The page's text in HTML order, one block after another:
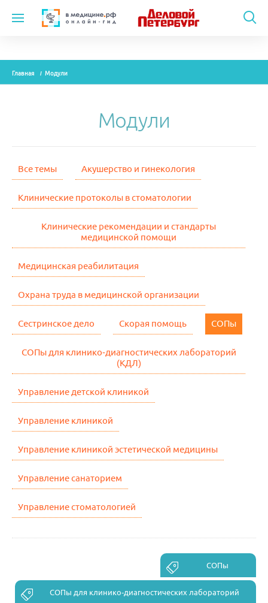
Модули
О проекте
Контакты
Заказать звонок
Подписка
Кабинет
Главная Модули
Модули
Все темы Акушерство и гинекология
Клинические протоколы в стоматологии
Клинические рекомендации и стандарты
медицинской помощи
Медицинская реабилитация
Охрана труда в медицинской организации
Сестринское дело Скорая помощь СОПы
СОПы для клинико-диагностических лабораторий
(КДЛ)
Управление детской клиникой
Управление клиникой
Управление клиникой эстетической медицины
Управление санаторием
Управление стоматологией
СОПы
СОПы для клинико-диагностических лабораторий